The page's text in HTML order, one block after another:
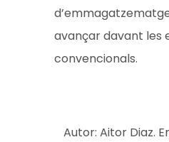
avançar davant les
convencionals.
Autor: Aitor Diaz.